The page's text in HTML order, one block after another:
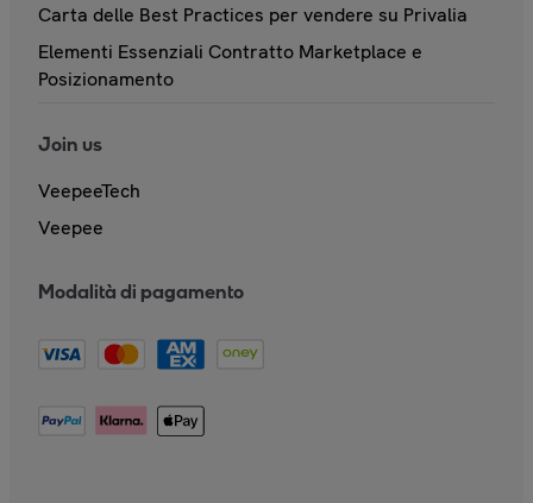
Carta delle Best Practices per vendere su Privalia
Elementi Essenziali Contratto Marketplace e
Posizionamento
Join us
VeepeeTech
Veepee
Modalità di pagamento